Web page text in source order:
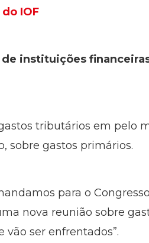
IOF
instituições
tributários em pelo
sobre gastos primários.
para o
nova reunião sobre
ser enfrentados”.